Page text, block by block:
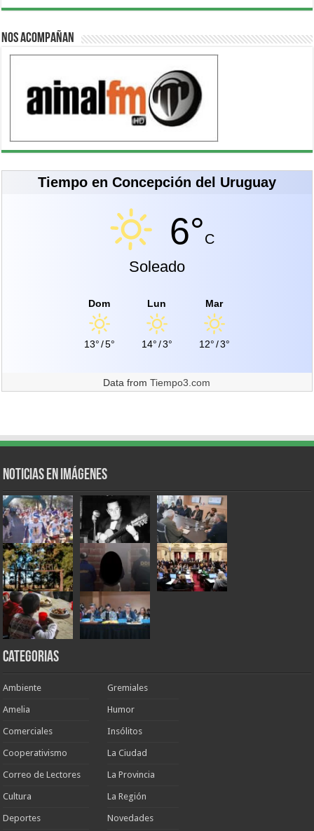
Nos acompañan
Tiempo en Concepción del Uruguay
6°C
Soleado
Dom
13°/5°
Lun
14°/3°
Mar
12°/3°
Data fromTiempo3.com
Noticias en Imágenes
Categorias
Ambiente
Amelia
Comerciales
Cooperativismo
Correo de Lectores
Cultura
Deportes
Gremiales
Humor
Insólitos
La Ciudad
La Provincia
La Región
Novedades